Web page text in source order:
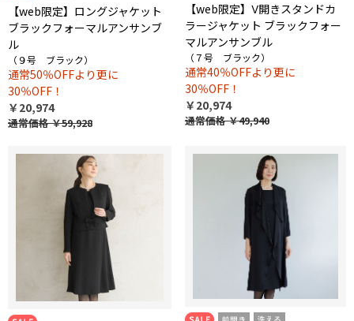
【web限定】ロングジャケット
ブラックフォーマルアンサンブ
ル
（９号 ブラック）
通常50％OFFより更に
30％OFF！
￥20,974
通常価格￥59,928
【web限定】Ⅴ開きスタンドカ
ラージャケット ブラックフォー
マルアンサンブル
（７号 ブラック）
通常40％OFFより更に
30％OFF！
￥20,974
通常価格￥49,940